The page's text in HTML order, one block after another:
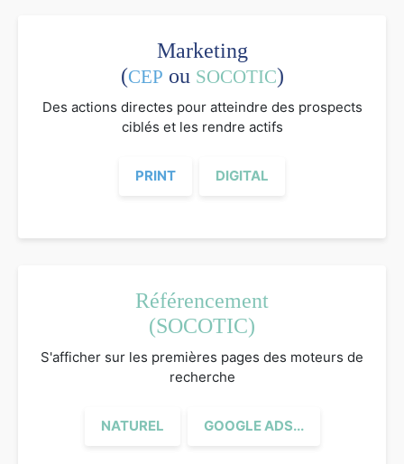
Marketing
(CEP ou SOCOTIC)
Des actions directes pour atteindre des prospects
ciblés et les rendre actifs
PRINT DIGITAL
Référencement
(SOCOTIC)
S'afficher sur les premières pages des moteurs de
recherche
NATUREL GOOGLE ADS...